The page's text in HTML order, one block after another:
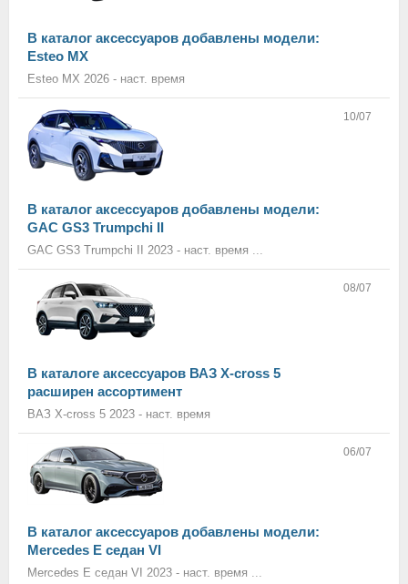
В каталог аксессуаров добавлены модели:
Esteo MX
Esteo MX 2026 - наст. время
10/07
В каталог аксессуаров добавлены модели:
GAC GS3 Trumpchi II
GAC GS3 Trumpchi II 2023 - наст. время ...
08/07
В каталоге аксессуаров ВАЗ X-cross 5
расширен ассортимент
ВАЗ X-cross 5 2023 - наст. время
06/07
В каталог аксессуаров добавлены модели:
Mercedes E седан VI
Mercedes E седан VI 2023 - наст. время ...